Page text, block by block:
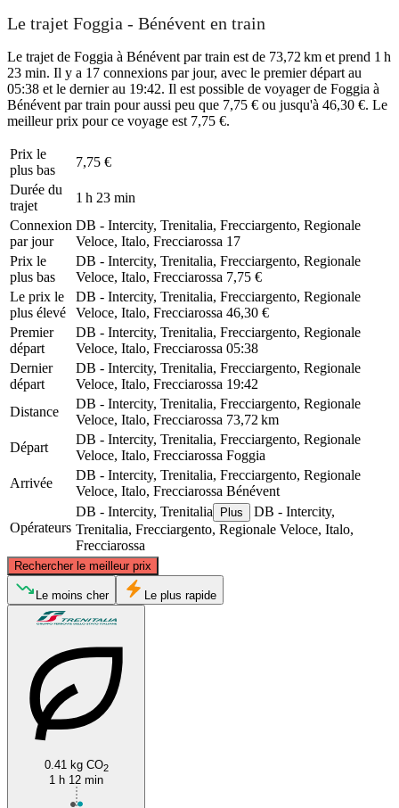
Le trajet Foggia - Bénévent en train
Le trajet de Foggia à Bénévent par train est de 73,72 km et prend 1 h
23 min. Il y a 17 connexions par jour, avec le premier départ au
05:38 et le dernier au 19:42. Il est possible de voyager de Foggia à
Bénévent par train pour aussi peu que 7,75 € ou jusqu'à 46,30 €. Le
meilleur prix pour ce voyage est 7,75 €.
Prix ​​le
plus bas
7,75 €
Durée du
trajet
1 h 23 min
Connexion
par jour
DB - Intercity, Trenitalia, Frecciargento, Regionale
Veloce, Italo, Frecciarossa 17
Prix ​​le
plus bas
DB - Intercity, Trenitalia, Frecciargento, Regionale
Veloce, Italo, Frecciarossa 7,75 €
Le prix le
plus élevé
DB - Intercity, Trenitalia, Frecciargento, Regionale
Veloce, Italo, Frecciarossa 46,30 €
Premier
départ
DB - Intercity, Trenitalia, Frecciargento, Regionale
Veloce, Italo, Frecciarossa 05:38
Dernier
départ
DB - Intercity, Trenitalia, Frecciargento, Regionale
Veloce, Italo, Frecciarossa 19:42
Distance
DB - Intercity, Trenitalia, Frecciargento, Regionale
Veloce, Italo, Frecciarossa 73,72 km
Départ
DB - Intercity, Trenitalia, Frecciargento, Regionale
Veloce, Italo, Frecciarossa Foggia
Arrivée
DB - Intercity, Trenitalia, Frecciargento, Regionale
Veloce, Italo, Frecciarossa Bénévent
Opérateurs
DB - Intercity, Trenitalia Plus
DB - Intercity,
Trenitalia, Frecciargento, Regionale Veloce, Italo,
Frecciarossa
Rechercher le meilleur prix
Benevento
Le moins cher Le plus rapide
0.41 kg CO2
1 h 12 min